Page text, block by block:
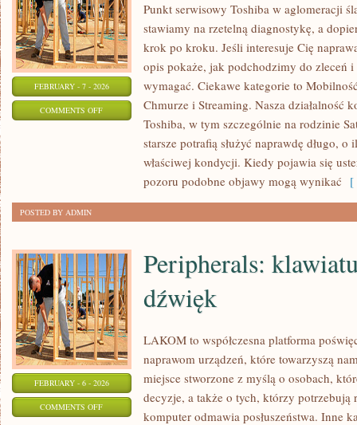
FEBRUARY - 7 - 2026
COMMENTS OFFON
PRODUCTIVITY
Punkt serwisowy Toshiba w aglomeracji
stawiamy na rzetelną diagnostykę, a
krok po kroku. Jeśli interesuje Cię
opis pokaże, jak podchodzimy do zleceń i
wymagać. Ciekawe kategorie to
Chmurze i Streaming. Nasza działalność
Toshiba, w tym szczególnie na rodzinie
starsze potrafią służyć naprawdę długo, o
właściwej kondycji. Kiedy pojawia się
pozoru podobne objawy mogą wynikać [
POSTED BY ADMIN
FEBRUARY - 6 - 2026
COMMENTS OFFON
Peripherals:
dźwięk
LAKOM to współczesna platforma
naprawom urządzeń, które towarzyszą
miejsce stworzone z myślą o osobach,
decyzje, a także o tych, którzy potrzebują
komputer odmawia posłuszeństwa. Inne